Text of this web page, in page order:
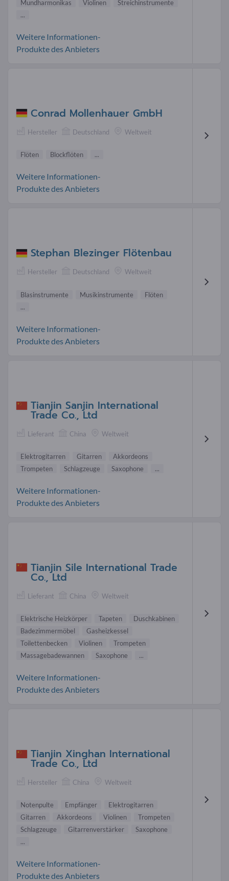
Mundharmonikas Violinen
Streichinstrumente
...
Weitere Informationen-
Produkte des Anbieters
Conrad Mollenhauer GmbH
Hersteller Deutschland Weltweit
Flöten Blockflöten ...
Weitere Informationen-
Produkte des Anbieters
Stephan Blezinger Flötenbau
Hersteller Deutschland Weltweit
Blasinstrumente Musikinstrumente
Flöten
...
Weitere Informationen-
Produkte des Anbieters
Tianjin Sanjin International
Trade Co., Ltd
Lieferant China Weltweit
Elektrogitarren Gitarren
Akkordeons
Trompeten
Schlagzeuge Saxophone ...
Weitere Informationen-
Produkte des Anbieters
Tianjin Sile International Trade
Co., Ltd
Lieferant China Weltweit
Elektrische Heizkörper Tapeten
Duschkabinen
Badezimmermöbel
Gasheizkessel
Toilettenbecken
Violinen
Trompeten
Massagebadewannen
Saxophone ...
Weitere Informationen-
Produkte des Anbieters
Tianjin Xinghan International
Trade Co., Ltd
Hersteller China Weltweit
Notenpulte Empfänger
Elektrogitarren
Gitarren
Akkordeons Violinen
Trompeten
Schlagzeuge
Gitarrenverstärker
Saxophone
...
Weitere Informationen-
Produkte des Anbieters